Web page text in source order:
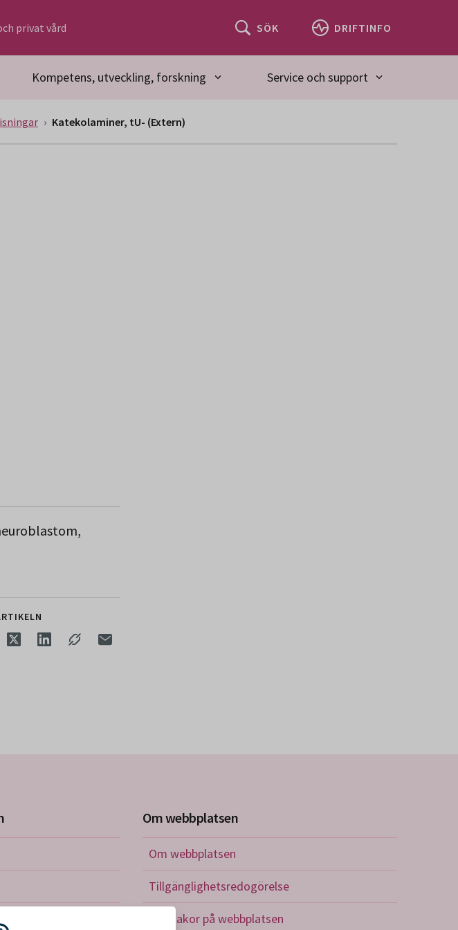
privat vård SÖK DRIFTINFO
Kompetens, utveckling, forskning Service och support
Katekolaminer, tU- (Extern)
Om webbplatsen
Om webbplatsen
Tillgänglighetsredogörelse
Om kakor på webbplatsen